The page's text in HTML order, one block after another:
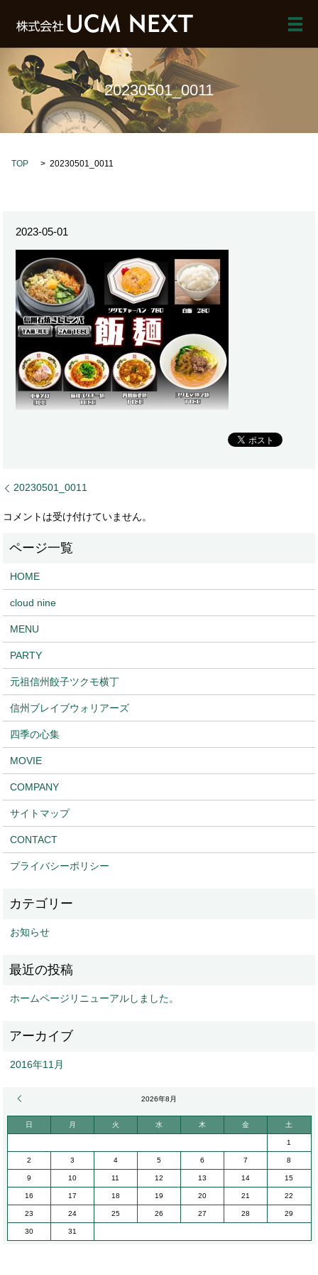
メ
20230501_0011
TOP 20230501_0011
2023-05-01
20230501_0011
コメントは受け付けていません。
HOME
cloud nine
MENU
PARTY
元祖信州餃子ツクモ横丁
信州ブレイブウォリアーズ
四季の心集
MOVIE
COMPANY
サイトマップ
CONTACT
プライバシーポリシー
お知らせ
ホームページリニューアルしました。
2016年11月
2026年8月
日 月 火 水 木 金 土
1
2 3 4 5 6 7 8
9 10 11 12 13 14 15
16 17 18 19 20 21 22
23 24 25 26 27 28 29
30 31